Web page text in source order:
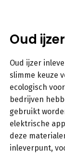
Oud
Oud ijzer
slimme keuze
ecologisch
bedrijven
gebruikt
elektrische
deze
inleverpunt,